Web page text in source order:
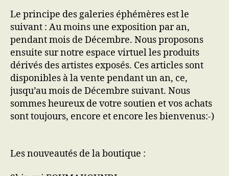
Le principe des galeries éphémères est le
suivant : Au moins une exposition par an,
pendant mois de Décembre. Nous proposons
ensuite sur notre espace virtuel les produits
dérivés des artistes exposés. Ces articles sont
disponibles à la vente pendant un an, ce,
jusqu’au mois de Décembre suivant. Nous
sommes heureux de votre soutien et vos achats
sont toujours, encore et encore les bienvenus:-)
Les nouveautés de la boutique :